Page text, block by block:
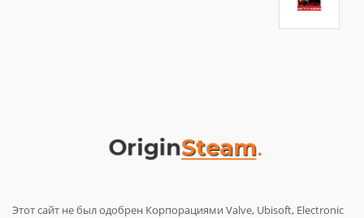
Этот сайт не был одобрен Корпорациями Valve, Ubisoft, Electronic